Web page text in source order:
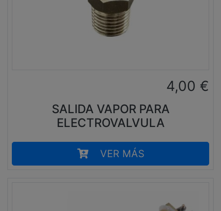
4,00 €
SALIDA VAPOR PARA
ELECTROVALVULA
VER MÁS